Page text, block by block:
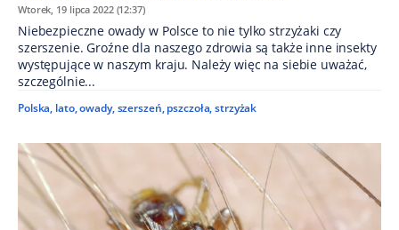
Wtorek, 19 lipca 2022 (12:37)
Niebezpieczne owady w Polsce to nie tylko strzyżaki czy
szerszenie. Groźne dla naszego zdrowia są także inne insekty
występujące w naszym kraju. Należy więc na siebie uważać,
szczególnie...
Polska, lato,owady,szerszeń, pszczoła,strzyżak